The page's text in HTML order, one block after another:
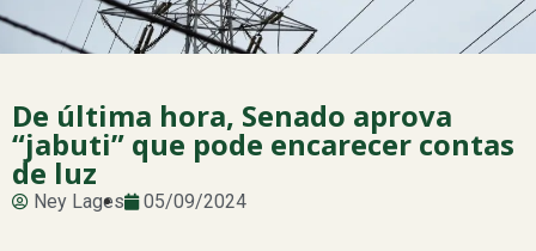
De última hora, Senado aprova
“jabuti” que pode encarecer contas
de luz
Ney Lages 05/09/2024